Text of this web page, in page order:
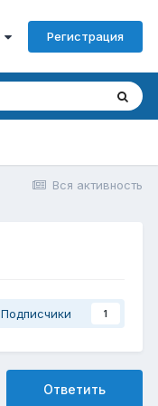
Регистрация
Вся активность
Подписчики 1
Ответить